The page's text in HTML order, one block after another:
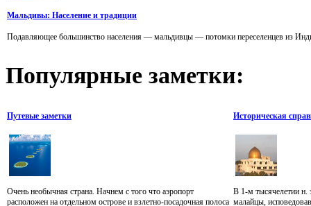
Мальдивы: Население и традиции
Подавляющее большинство населения — мальдивцы — потомки переселенцев из
Популярные заметки:
Путевые заметки
Очень необычная страна. Начнем с того что аэропорт
расположен на отдельном острове и взлетно-посадочная полоса
Историческая
В 1-м тысячелетии н.
малайцы,